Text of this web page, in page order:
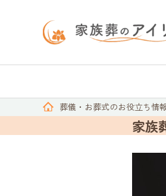
葬儀・お葬式のお役立ち情
家族